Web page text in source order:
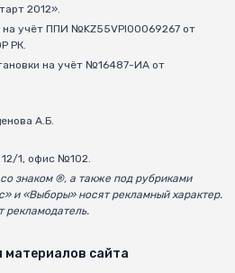
2012».
на учёт ППИ №KZ55VPI00069267 от
РК.
на учёт №16487-ИА от
А.Б.
1, офис №102.
знаком ®, а также под рубриками
и «Выборы» носят рекламный характер.
рекламодатель.
материалов сайта